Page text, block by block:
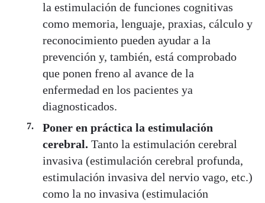
la estimulación de funciones cognitivas
como memoria, lenguaje, praxias, cálculo y
reconocimiento pueden ayudar a la
prevención y, también, está comprobado
que ponen freno al avance de la
enfermedad en los pacientes ya
diagnosticados.
Poner en práctica la estimulación
cerebral. Tanto la estimulación cerebral
invasiva (estimulación cerebral profunda,
estimulación invasiva del nervio vago, etc.)
como la no invasiva (estimulación